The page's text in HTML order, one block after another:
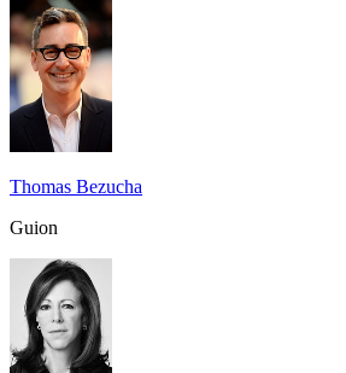
Thomas Bezucha
Guion